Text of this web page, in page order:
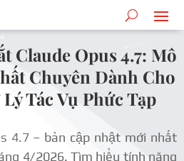
Claude Opus 4.7: Mô
Chuyên Dành Cho
Tác Vụ Phức Tạp
4.7 – bản cập nhật mới nhất
4/2026. Tìm hiểu tính năng